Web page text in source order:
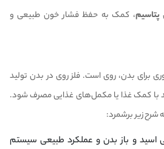
پتاسیم، کمک به حفظ فشار خون طبیعی و
برای بدن، روی است. فلز روی در بدن تولید
با کمک غذا یا مکمل‌های غذایی مصرف شود.
شرح زیر برشمرد:
اسید و باز بدن و عملکرد طبیعی سیستم